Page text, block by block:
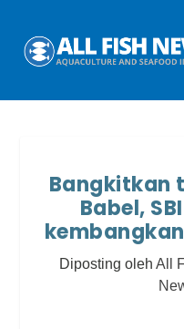
Bangkitkan
Babel,
Diposting oleh All